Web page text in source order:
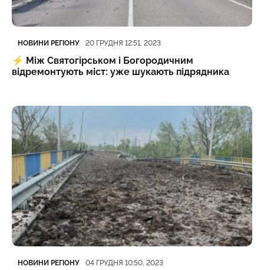
Категорія
НОВИНИ РЕГІОНУ
Дата публікації 20 ГРУДНЯ 12:51, 2023
⚡️ Між Святогірськом і Богородичним
відремонтують міст: уже шукають підрядника
Категорія
НОВИНИ РЕГІОНУ
Дата публікації 04 ГРУДНЯ 10:50, 2023